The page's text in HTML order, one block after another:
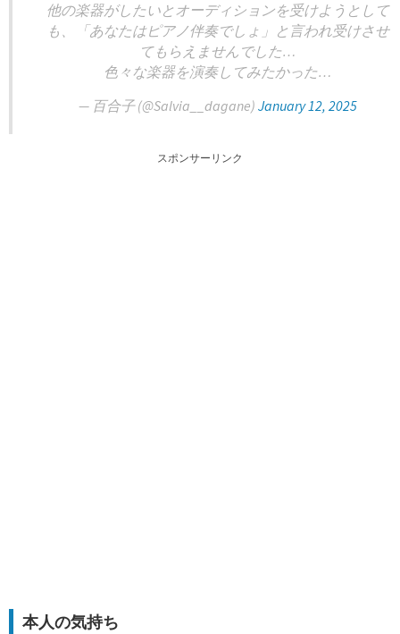
他の楽器がしたいとオーディションを受けようとして
も、「あなたはピアノ伴奏でしょ」と言われ受けさせ
てもらえませんでした…
色々な楽器を演奏してみたかった…
— 百合子 (@Salvia__dagane) January 12, 2025
スポンサーリンク
本人の気持ち